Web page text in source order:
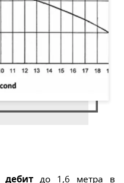
дебит до 1,6 метра в